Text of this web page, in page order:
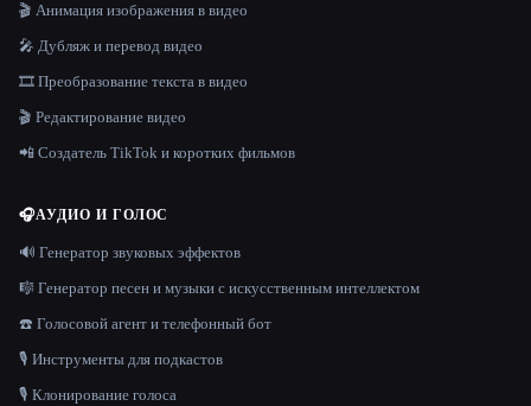
🎬 Анимация изображения в видео
🎤 Дубляж и перевод видео
🎞️ Преобразование текста в видео
🎬 Редактирование видео
📲 Создатель TikTok и коротких фильмов
🎧АУДИО И ГОЛОС
🔊 Генератор звуковых эффектов
🎼 Генератор песен и музыки с искусственным интеллектом
☎️ Голосовой агент и телефонный бот
🎙️ Инструменты для подкастов
🎙️ Клонирование голоса